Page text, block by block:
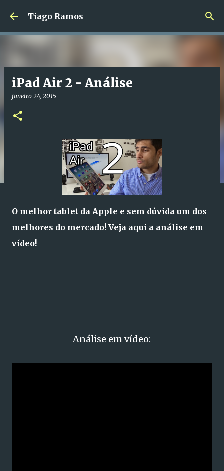
Avançar para o conteúdo principal
Tiago Ramos
iPad Air 2 - Análise
janeiro 24, 2015
O melhor tablet da Apple e sem dúvida um dos
melhores do mercado! Veja aqui a análise em
vídeo!
Análise em vídeo: